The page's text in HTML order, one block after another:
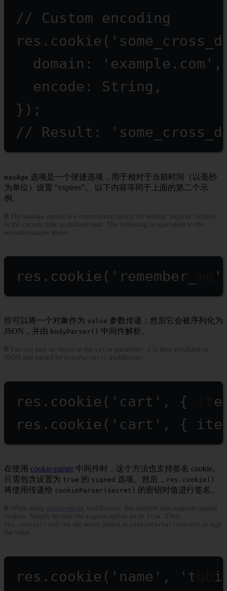
// Custom encoding
res. cookie (
domain:
'example.com' ,
encode: String,
});
// Result:
maxAge 选项是一个便捷选项，用于相对于当前时间（以毫秒
为单位）设置 “expires”。 以下内容等同于上面的第二个示
例。
🌐 The maxAge option is a convenience option for setting “expires” relative
to the current time in milliseconds. The following is equivalent to the
second example above.
res. cookie ( 'remember_me'
你可以将一个对象作为 value 参数传递；然后它会被序列化为
JSON，并由 bodyParser() 中间件解析。
🌐 You can pass an object as the value parameter; it is then serialized as
JSON and parsed by
bodyParser() middleware.
res. cookie ( 'cart' , {
res. cookie ( 'cart' , {
在使用 cookie-parser 中间件时，这个方法也支持签名 cookie。
只需包含设置为 true 的 signed 选项。然后， res.cookie()
将使用传递给 cookieParser(secret) 的密钥对值进行签名。
🌐 When using cookie-parser middleware, this method also supports signed
cookies. Simply include the
signed option set to true . Then,
res.cookie() will use the secret passed to cookieParser(secret)
to sign
the value.
res. cookie ( 'name' ,